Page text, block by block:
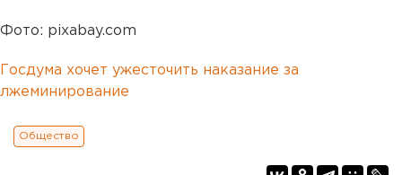
Фото: pixabay.com
Госдума хочет ужесточить наказание за
лжеминирование
Общество